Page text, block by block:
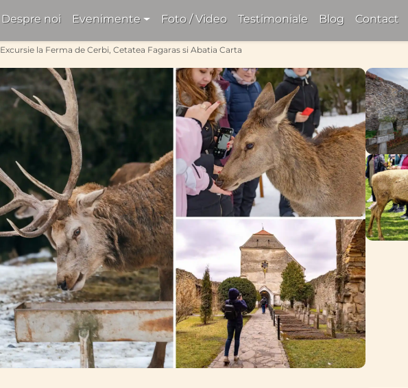
Despre noi Evenimente Foto / Video Testimoniale Blog Contact
Excursie la Ferma de Cerbi, Cetatea Fagaras si Abatia Carta